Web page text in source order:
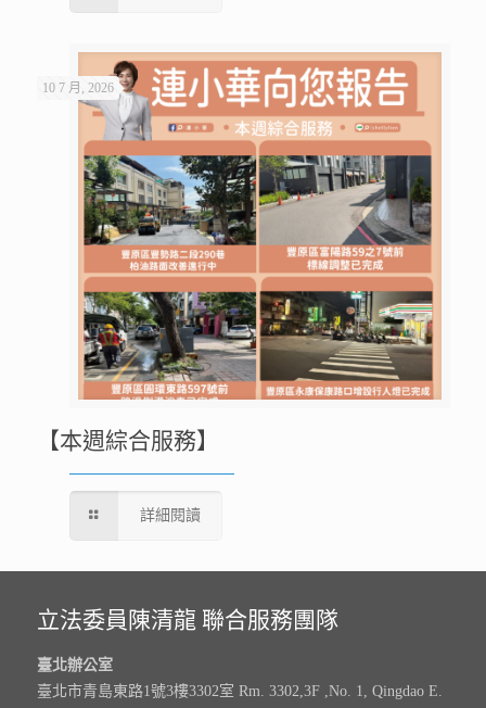
10 7 月, 2026
【本週綜合服務】
詳細閱讀
立法委員陳清龍 聯合服務團隊
臺北辦公室
臺北市青島東路1號3樓3302室 Rm. 3302,3F ,No. 1, Qingdao E.